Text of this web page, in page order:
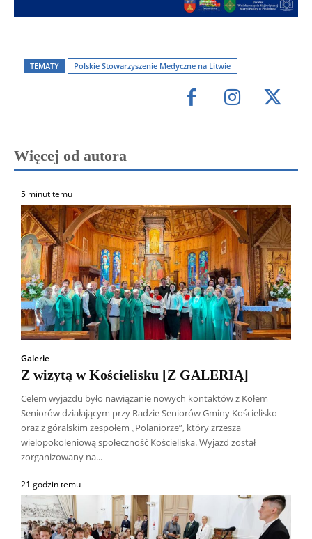
TEMATY Polskie Stowarzyszenie Medyczne na Litwie
Więcej od autora
5 minut temu
Galerie
Z wizytą w Kościelisku [Z GALERIĄ]
Celem wyjazdu było nawiązanie nowych kontaktów z Kołem
Seniorów działającym przy Radzie Seniorów Gminy Kościelisko
oraz z góralskim zespołem „Polaniorze”, który zrzesza
wielopokoleniową społeczność Kościeliska. Wyjazd został
zorganizowany na...
21 godzin temu